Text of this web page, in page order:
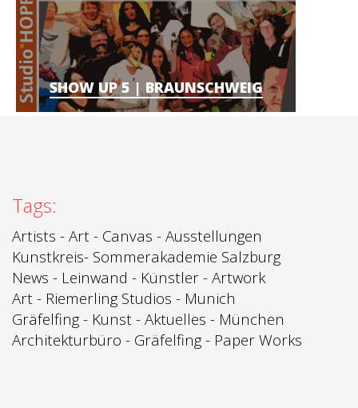
SHOW UP 5 | BRAUNSCHWEIG
Tags:
Artists - Art - Canvas - Ausstellungen
Kunstkreis- Sommerakademie Salzburg
News - Leinwand - Künstler - Artwork
Art - Riemerling Studios - Munich
Gräfelfing- Kunst - Aktuelles - München
Architekturbüro - Gräfelfing- Paper Works